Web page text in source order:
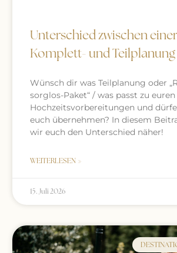
Unterschied zwischen
Komplett- und Teilplanung
Wünsch dir was Teilplanung oder
sorglos-Paket“ / was passt zu euren
Hochzeitsvorbereitungen und
euch übernehmen? In diesem
wir euch den Unterschied näher!
WEITERLESEN »
15. Juli 2026